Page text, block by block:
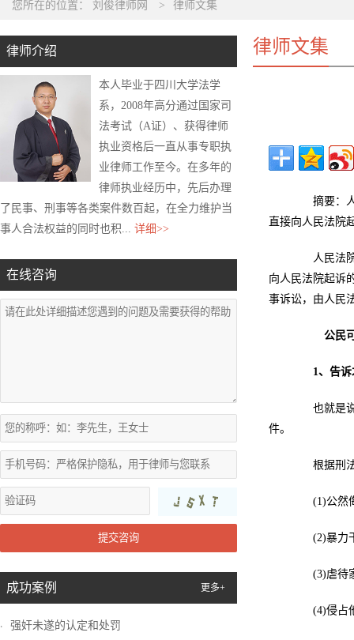
您所在的位置： 刘俊律师网 > 律师文集
律师介绍
本人毕业于四川大学法学
系，2008年高分通过国家司
法考试（A证）、获得律师
执业资格后一直从事专职执
业律师工作至今。在多年的
律师执业经历中，先后办理
了民事、刑事等各类案件数百起，在全力维护当
事人合法权益的同时也积... 详细>>
在线咨询
提交咨询
成功案例 更多+
强奸未遂的认定和处罚
律师文集
摘要：人
直接向人民法院
人民法院
向人民法院起诉
事诉讼，由人民
公民
1、告
也就是说
件。
根据刑法
(1)公然侮
(2)暴力干
(3)虐待家
(4)侵占他